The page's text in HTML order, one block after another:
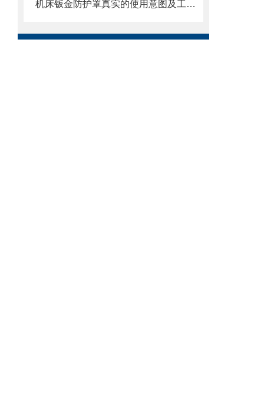
机床钣金防护罩真实的使用意图及工艺过程是怎么样的